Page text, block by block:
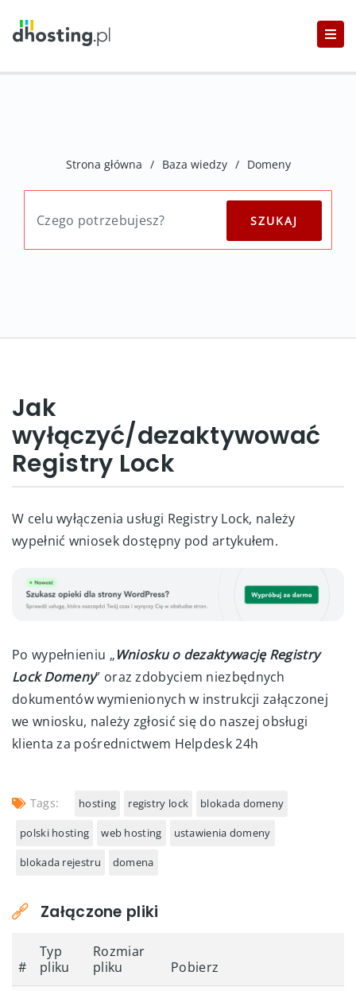
Strona główna / Baza wiedzy / Domeny
Jak
wyłączyć/dezaktywować
Registry Lock
W celu wyłączenia usługi Registry Lock, należy
wypełnić wniosek dostępny pod artykułem.
Po wypełnieniu „Wniosku o dezaktywację Registry
Lock Domeny” oraz zdobyciem niezbędnych
dokumentów wymienionych w instrukcji załączonej
we wniosku, należy zgłosić się do naszej obsługi
klienta za pośrednictwem Helpdesk 24h
Tags: hosting registry lock blokada domeny
polski hosting web hosting ustawienia domeny
blokada rejestru domena
Załączone pliki
#
Typ
pliku
Rozmiar
pliku
Pobierz